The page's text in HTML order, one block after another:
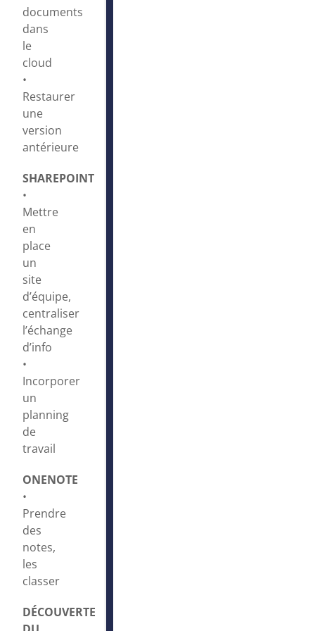
documents
dans
le
cloud
•
Restaurer
une
version
antérieure
SHAREPOINT
•
Mettre
en
place
un
site
d’équipe,
centraliser
l’échange
d’info
•
Incorporer
un
planning
de
travail
ONENOTE
•
Prendre
des
notes,
les
classer
DÉCOUVERTE